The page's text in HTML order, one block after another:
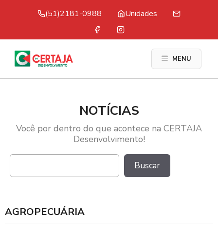
conteúdo
(51)2181-0988 Unidades
MENU
NOTÍCIAS
Você por dentro do que acontece na CERTAJA
Desenvolvimento!
Pesquisar
Buscar
AGROPECUÁRIA